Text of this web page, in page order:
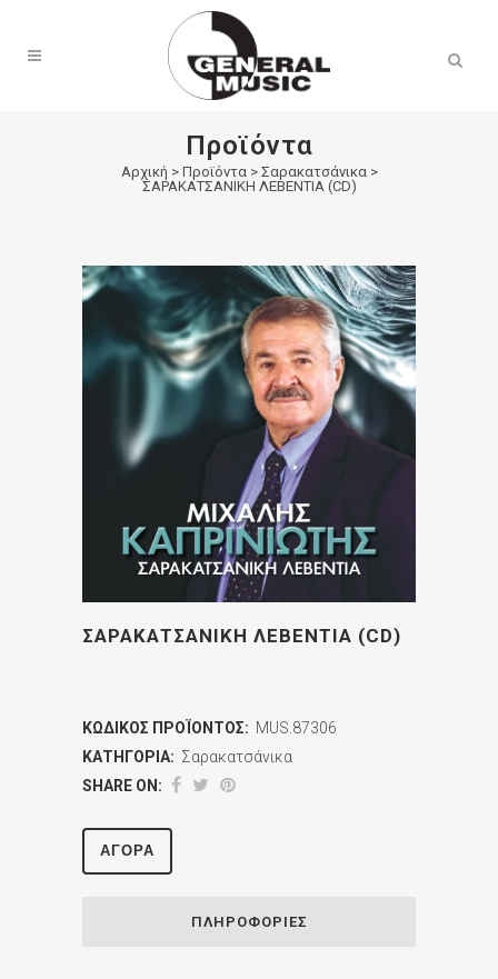
Προϊόντα
Αρχική > Προϊόντα> Σαρακατσάνικα>
ΣΑΡΑΚΑΤΣΑΝΙΚΗ ΛΕΒΕΝΤΙΑ (CD)
ΣΑΡΑΚΑΤΣΑΝΙΚΗ ΛΕΒΕΝΤΙΑ (CD)
ΚΩΔΙΚΌΣ ΠΡΟΪΌΝΤΟΣ: MUS.87306
ΚΑΤΗΓΟΡΊΑ: Σαρακατσάνικα
SHARE ON:
ΑΓΟΡΆ
ΠΛΗΡΟΦΟΡΊΕΣ